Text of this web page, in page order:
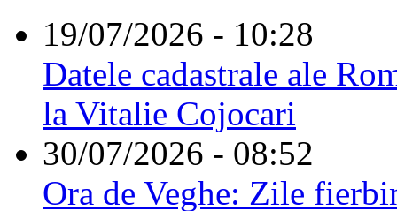
19/07/2026 - 10:28
Datele cadastrale ale
la Vitalie Cojocari
30/07/2026 - 08:52
Ora de Veghe: Zile